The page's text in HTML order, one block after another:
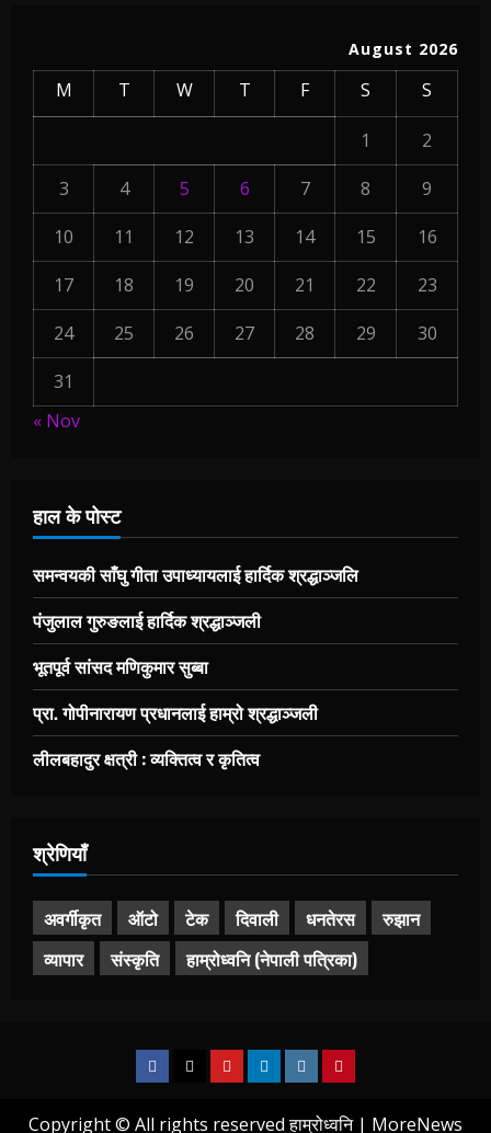
August 2026
M T W T F S S
1
2
3
4 5 6 7 8
9
10
11 12 13 14 15
16
17
18 19 20 21 22
23
24
25 26 27 28 29
30
31
« Nov
हाल के पोस्ट
समन्वयकी साँघु गीता उपाध्यायलाई हार्दिक श्रद्धाञ्जलि
पंजुलाल गुरुङलाई हार्दिक श्रद्धाञ्जली
भूतपूर्व सांसद मणिकुमार सुब्बा
प्रा. गोपीनारायण प्रधानलाई हाम्रो श्रद्धाञ्जली
लीलबहादुर क्षत्री : व्यक्तित्व र कृतित्व
श्रेणियाँ
अवर्गीकृत ऑटो टेक दिवाली धनतेरस
रुझान
व्यापार
संस्कृति हाम्रोध्वनि (नेपाली पत्रिका)
Facebook
X YoutubeLinkedinInstagramPinterest
Copyright © All rights reserved हाम्रोध्वनि | MoreNews